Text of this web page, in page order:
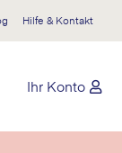
Hilfe & Kontakt
Ihr Konto